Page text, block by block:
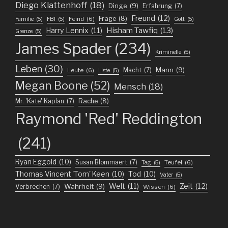
Diego Klattenhoff (18) Dinge (9) Erfahrung (7)
Familie (5) FBI (5) Feind (6) Frage (8) Freund (12) Gott (5)
Grenze (5) Harry Lennix (11) Hisham Tawfiq (13)
James Spader (234) Kriminelle (5)
Leben (30) Leute (6) Liste (5) Macht (7) Mann (9)
Megan Boone (52) Mensch (18)
Mr. 'Kate' Kaplan (7) Rache (8)
Raymond 'Red' Reddington
(241)
Ryan Eggold (10) Susan Blommaert (7) Tag (5) Teufel (6)
Thomas Vincent 'Tom' Keen (10) Tod (10) Vater (5)
Verbrechen (7) Wahrheit (9) Welt (11) Wissen (6) Zeit (12)